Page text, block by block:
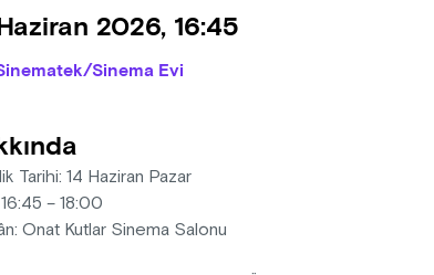
2026, 16:45
Sinema Evi
Tarihi: 14 Haziran Pazar
– 18:00
Onat Kutlar Sinema Salonu